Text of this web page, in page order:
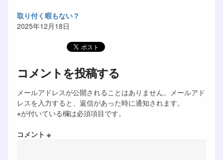
取り付く暇もない？
2025年12月18日
コメントを投稿する
メールアドレスが公開されることはありません。メールアド
レスを入力すると、返信があった時に通知されます。
※が付いている欄は必須項目です。
コメント ※